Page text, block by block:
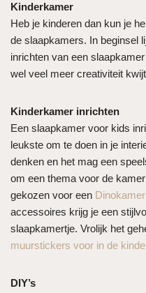
Kinderkamer
Heb je kinderen dan kun je
de slaapkamers. In beginsel
inrichten van een
wel veel meer creativiteit
Kinderkamer inrichten
Een slaapkamer voor kids
leukste om te doen in je
denken en het mag een
om een thema voor de
gekozen voor een
accessoires krijg je een
slaapkamertje. Vrolijk het
muurstickers voor in de
DIY’s